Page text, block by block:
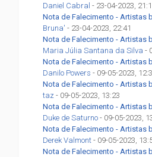
Daniel Cabral - 23-04-2023,
Nota de Falecimento - Artistas
Bruna' - 23-04-2023, 22:41
Nota de Falecimento - Artistas
Maria Júlia Santana da Silva -
Nota de Falecimento - Artistas
Danilo Powers - 09-05-2023,
Nota de Falecimento - Artistas
taz - 09-05-2023, 13:23
Nota de Falecimento - Artistas
Duke de Saturno - 09-05-2023,
Nota de Falecimento - Artistas
Derek Valmont - 09-05-2023,
Nota de Falecimento - Artistas